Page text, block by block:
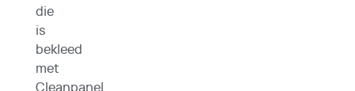
die
is
bekleed
met
Cleanpanel